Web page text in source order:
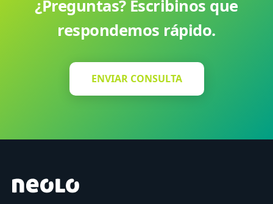
¿Preguntas? Escribinos que
respondemos rápido.
ENVIAR CONSULTA